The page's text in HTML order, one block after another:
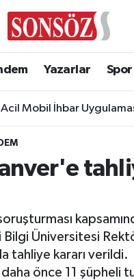
Yazarlar Spor
Mobil İhbar Uygulaması İçin Kamu
Bilgi Üniversitesi
tahliye kararı verildi.
önce 11 şüpheli
Eczaneler
Yoğunluk Haritası
Durumu ve Fikstür
Haberleri